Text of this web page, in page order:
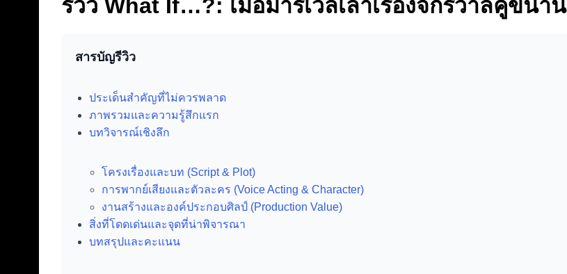
รีวิว What If…?: เมื่อมาร์เวลเล่าเรื่องจักรวาลคู่ขนาน
สารบัญรีวิว
ประเด็นสำคัญที่ไม่ควรพลาด
ภาพรวมและความรู้สึกแรก
บทวิจารณ์เชิงลึก
โครงเรื่องและบท (Script & Plot)
การพากย์เสียงและตัวละคร (Voice Acting & Character)
งานสร้างและองค์ประกอบศิลป์ (Production Value)
สิ่งที่โดดเด่นและจุดที่น่าพิจารณา
บทสรุปและคะแนน